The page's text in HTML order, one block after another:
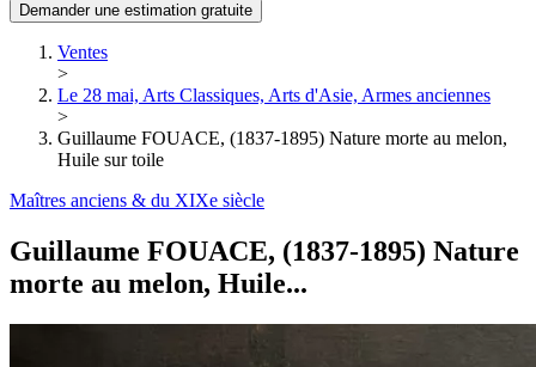
Demander une estimation gratuite
Ventes
>
Le 28 mai, Arts Classiques, Arts d'Asie, Armes anciennes
>
Guillaume FOUACE, (1837-1895) Nature morte au melon,
Huile sur toile
Maîtres anciens & du XIXe siècle
Guillaume FOUACE, (1837-1895) Nature
morte au melon, Huile...